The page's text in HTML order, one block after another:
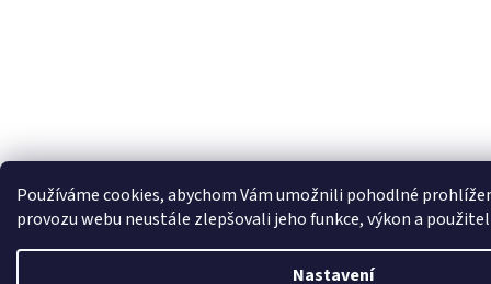
Používáme cookies, abychom Vám umožnili pohodlné
provozu webu neustále zlepšovali jeho funkce, výkon a
Nastavení